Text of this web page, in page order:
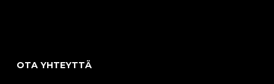
OTA YHTEYTTÄ